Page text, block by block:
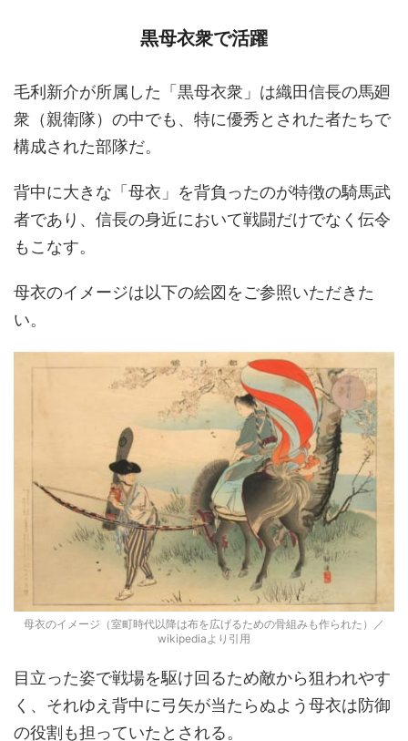
黒母衣衆で活躍
毛利新介が所属した「黒母衣衆」は織田信長の馬廻
衆（親衛隊）の中でも、特に優秀とされた者たちで
構成された部隊だ。
背中に大きな「母衣」を背負ったのが特徴の騎馬武
者であり、信長の身近において戦闘だけでなく伝令
もこなす。
母衣のイメージは以下の絵図をご参照いただきた
い。
母衣のイメージ（室町時代以降は布を広げるための骨組みも作られた）／
wikipediaより引用
目立った姿で戦場を駆け回るため敵から狙われやす
く、それゆえ背中に弓矢が当たらぬよう母衣は防御
の役割も担っていたとされる。